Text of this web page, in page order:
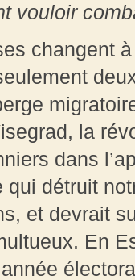
vouloir
changent
la
dans
détruit
et devrait
En